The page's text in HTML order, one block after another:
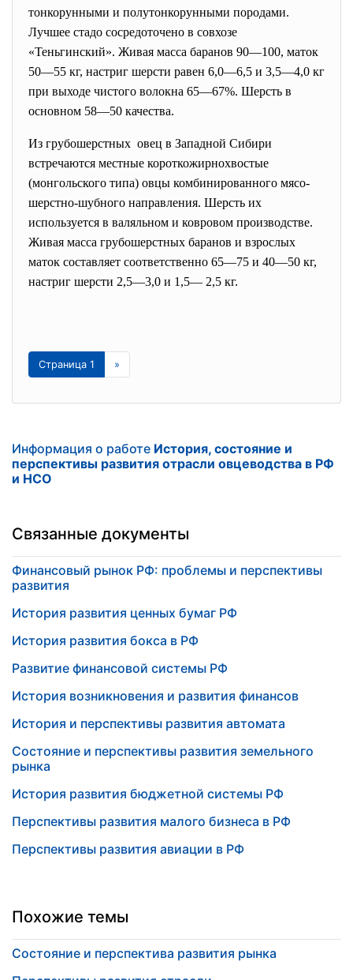
тонкорунными и полутонкорунными породами.
Лучшее стадо сосредоточено в совхозе
«Теньгинский». Живая масса баранов 90—100, маток
50—55 кг, настриг шерсти равен 6,0—6,5 и 3,5—4,0 кг
при выходе чистого волокна 65—67%. Шерсть в
основном 58—50 качества.
Из грубошерстных овец в Западной Сибири
встречаются местные короткожирнохвостые
(монгольского типа) овцы комбинированного мясо-
шерстно-шубного направления. Шерсть их
используется в валяльном и ковровом производстве.
Живая масса грубошерстных баранов и взрослых
маток составляет соответственно 65—75 и 40—50 кг,
настриг шерсти 2,5—3,0 и 1,5— 2,5 кг.
Страница 1 »
Информация о работе История, состояние и
перспективы развития отрасли овцеводства в РФ
и НСО
Связанные документы
Финансовый рынок РФ: проблемы и перспективы
развития
История развития ценных бумаг РФ
История развития бокса в РФ
Развитие финансовой системы РФ
История возникновения и развития финансов
История и перспективы развития автомата
Состояние и перспективы развития земельного
рынка
История развития бюджетной системы РФ
Перспективы развития малого бизнеса в РФ
Перспективы развития авиации в РФ
Похожие темы
Состояние и перспектива развития рынка